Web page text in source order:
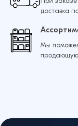
доставка
Мы
продающую